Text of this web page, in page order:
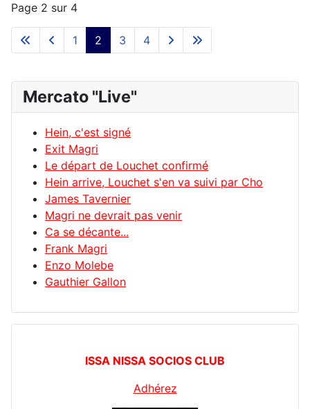
Page 2 sur 4
1 2 3 4
Mercato "Live"
Hein, c'est signé
Exit Magri
Le départ de Louchet confirmé
Hein arrive, Louchet s'en va suivi par Cho
James Tavernier
Magri ne devrait pas venir
Ca se décante...
Frank Magri
Enzo Molebe
Gauthier Gallon
ISSA NISSA SOCIOS CLUB
Adhérez